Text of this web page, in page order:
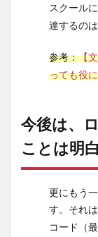
らない
方がい
ん？？
5.1
る
か」
「な
ぜ作
る
か」
を考
えら
スクール
達するの
参考：【
っても役
今後は、
ことは明白
更にもう
す。それは
コード（